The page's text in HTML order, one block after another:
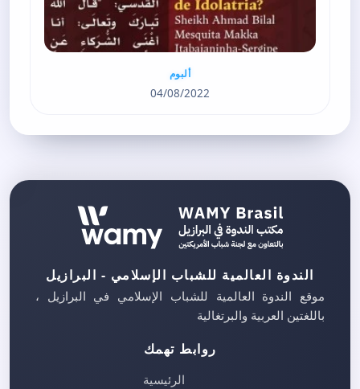
ألبوم
04/08/2022
الندوة العالمية للشباب الإسلامي - البرازيل
موقع الندوة العالمية للشباب الإسلامي في البرازيل ،
باللغتين العربية والبرتغالية
روابط تهمك
الرئيسية